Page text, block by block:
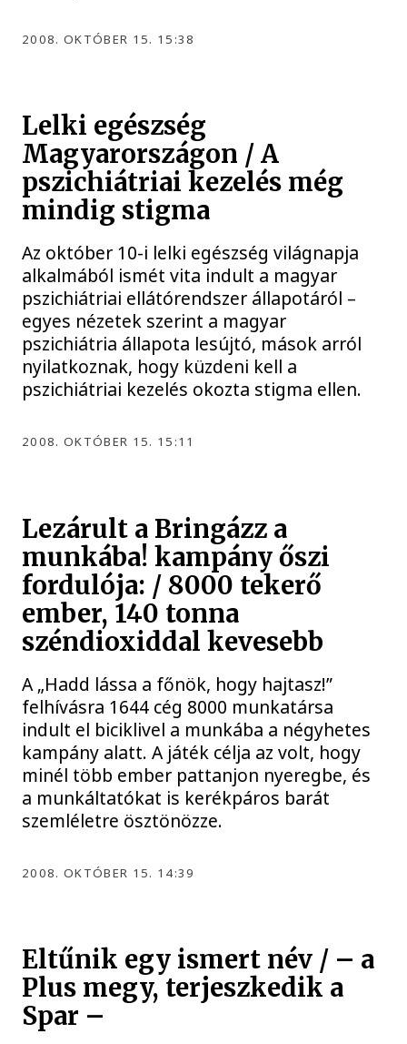
2008. OKTÓBER 15. 15:38
Lelki egészség
Magyarországon / A
pszichiátriai kezelés még
mindig stigma
Az október 10-i lelki egészség világnapja
alkalmából ismét vita indult a magyar
pszichiátriai ellátórendszer állapotáról –
egyes nézetek szerint a magyar
pszichiátria állapota lesújtó, mások arról
nyilatkoznak, hogy küzdeni kell a
pszichiátriai kezelés okozta stigma ellen.
2008. OKTÓBER 15. 15:11
Lezárult a Bringázz a
munkába! kampány őszi
fordulója: / 8000 tekerő
ember, 140 tonna
széndioxiddal kevesebb
A „Hadd lássa a főnök, hogy hajtasz!”
felhívásra 1644 cég 8000 munkatársa
indult el biciklivel a munkába a négyhetes
kampány alatt. A játék célja az volt, hogy
minél több ember pattanjon nyeregbe, és
a munkáltatókat is kerékpáros barát
szemléletre ösztönözze.
2008. OKTÓBER 15. 14:39
Eltűnik egy ismert név / – a
Plus megy, terjeszkedik a
Spar –